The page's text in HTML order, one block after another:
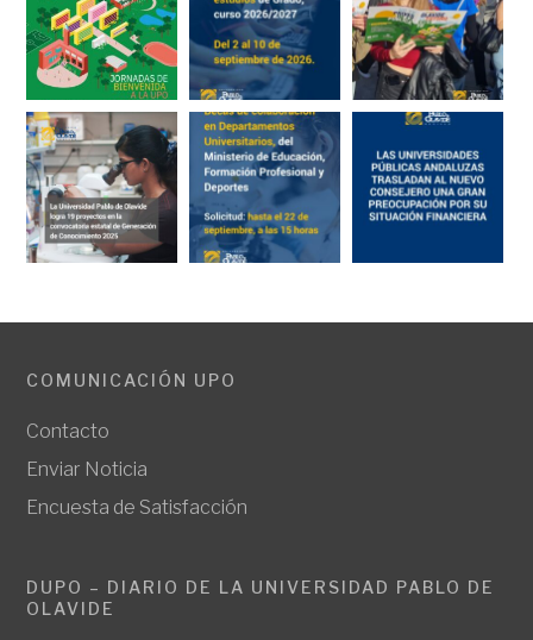
COMUNICACIÓN UPO
Contacto
Enviar Noticia
Encuesta de Satisfacción
DUPO – DIARIO DE LA UNIVERSIDAD PABLO DE
OLAVIDE